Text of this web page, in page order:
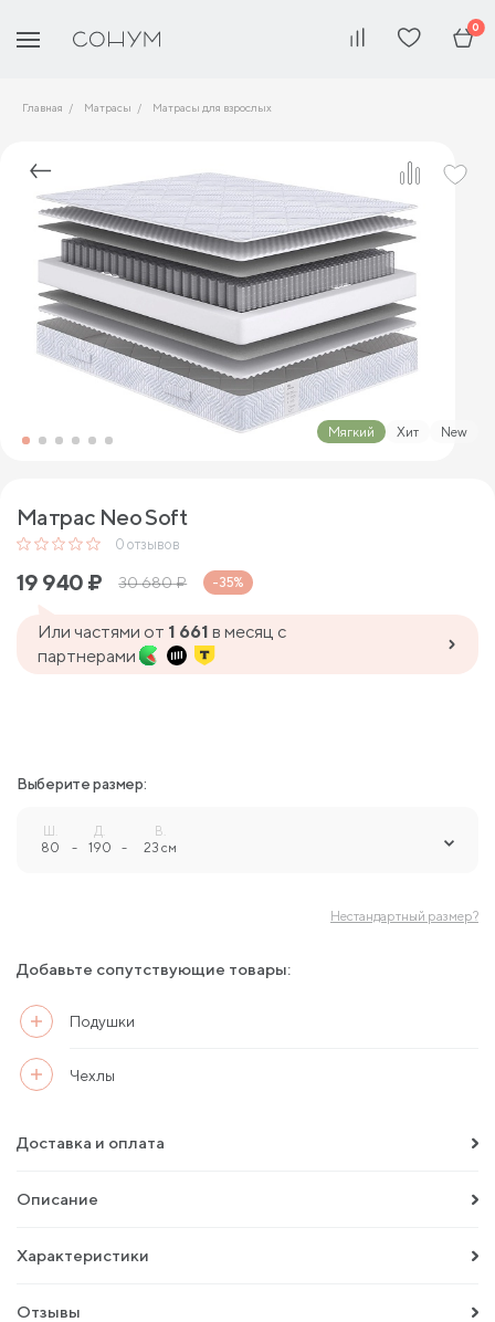
0
Главная Матрасы Матрасы для взрослых
Мягкий Хит New
Матрас Neo Soft
0 отзывов
19 940 ₽ 30 680₽ -35%
Или частями от 1 661 в месяц с
партнерами
Выберите размер:
Ш.
80 -
Д.
190 -
В.
23 см
Нестандартный размер?
Добавьте сопутствующие товары:
Подушки
Чехлы
Доставка и оплата
Описание
Характеристики
Отзывы